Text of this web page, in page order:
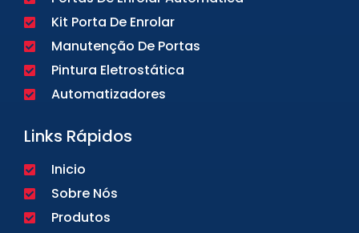
Kit Porta De Enrolar
Manutenção De Portas
Pintura Eletrostática
Automatizadores
Links Rápidos
Inicio
Sobre Nós
Produtos